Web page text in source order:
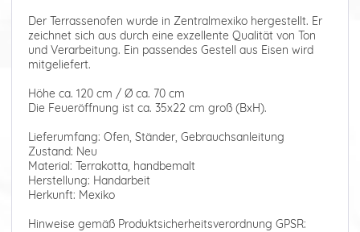
Der Terrassenofen wurde in Zentralmexiko hergestellt. Er
zeichnet sich aus durch eine exzellente Qualität von Ton
und Verarbeitung. Ein passendes Gestell aus Eisen wird
mitgeliefert.
Höhe ca. 120 cm / Ø ca. 70 cm
Die Feueröffnung ist ca. 35x22 cm groß (BxH).
Lieferumfang: Ofen, Ständer, Gebrauchsanleitung
Zustand: Neu
Material: Terrakotta, handbemalt
Herstellung: Handarbeit
Herkunft: Mexiko
Hinweise gemäß Produktsicherheitsverordnung GPSR: